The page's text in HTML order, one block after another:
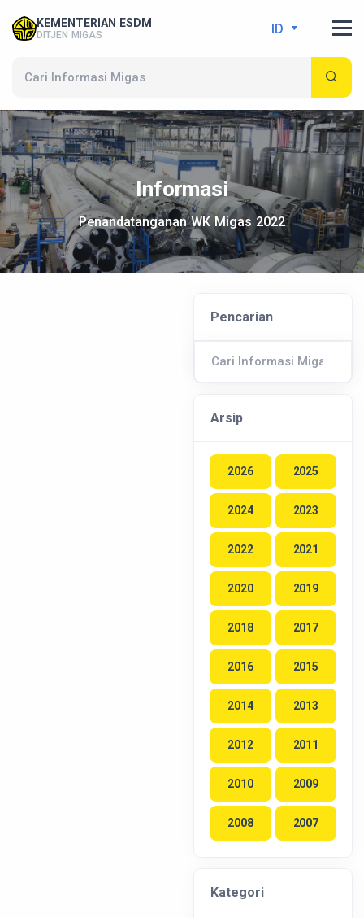
KEMENTERIAN ESDM
DITJEN MIGAS ID
Informasi
Penandatanganan WK Migas 2022
Pencarian
Arsip
2026 2025
2024 2023
2022 2021
2020 2019
2018 2017
2016 2015
2014 2013
2012 2011
2010 2009
2008 2007
Kategori